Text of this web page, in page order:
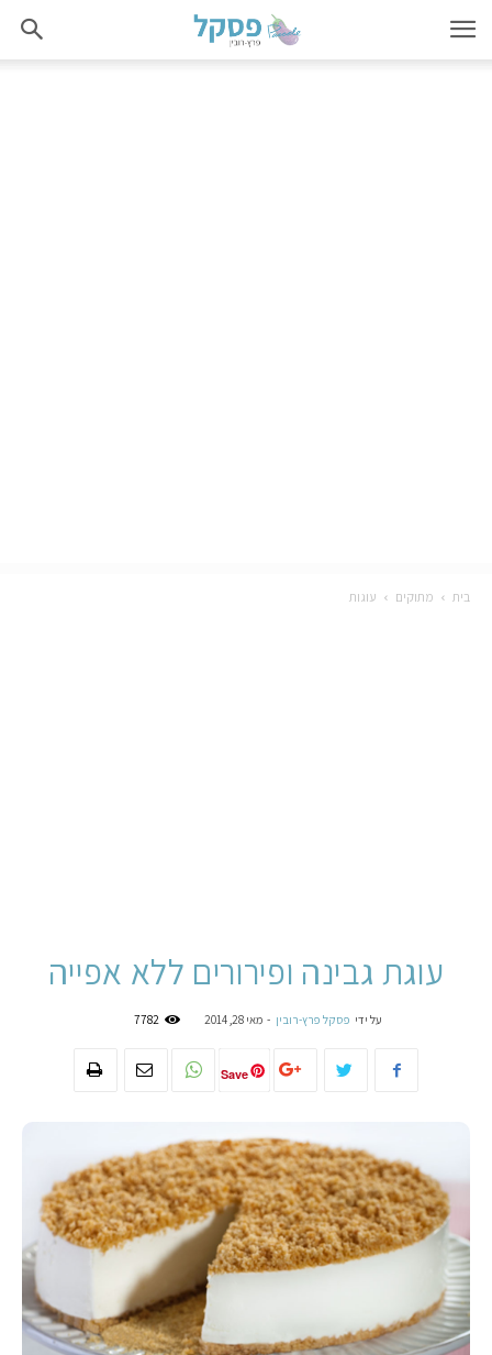
בית מתוקים עוגות
עוגת גבינה ופירורים ללא אפייה
על ידי פסקל פרץ-רובין - מאי 28, 2014 7782
Save